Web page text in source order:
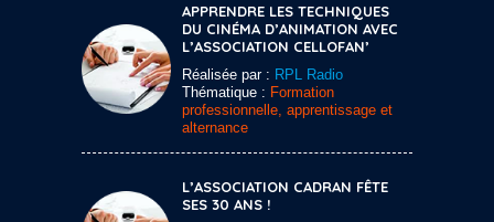
APPRENDRE LES TECHNIQUES
DU CINÉMA D’ANIMATION AVEC
L’ASSOCIATION CELLOFAN’
Réalisée par : RPL Radio
Thématique : Formation
professionnelle, apprentissage et
alternance
L’ASSOCIATION CADRAN FÊTE
SES 30 ANS !